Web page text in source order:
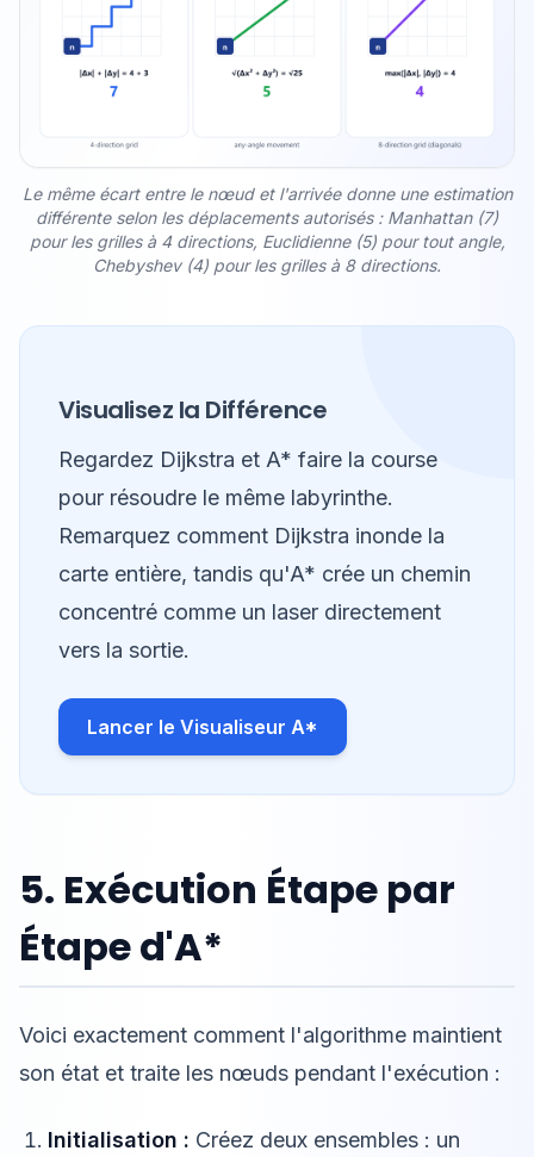
Le même écart entre le nœud et l'arrivée donne une estimation
différente selon les déplacements autorisés : Manhattan (7)
pour les grilles à 4 directions, Euclidienne (5) pour tout angle,
Chebyshev (4) pour les grilles à 8 directions.
Visualisez la Différence
Regardez Dijkstra et A* faire la course
pour résoudre le même labyrinthe.
Remarquez comment Dijkstra inonde la
carte entière, tandis qu'A* crée un chemin
concentré comme un laser directement
vers la sortie.
Lancer le Visualiseur A*
5. Exécution Étape par
Étape d'A*
Voici exactement comment l'algorithme maintient
son état et traite les nœuds pendant l'exécution :
Initialisation : Créez deux ensembles : un